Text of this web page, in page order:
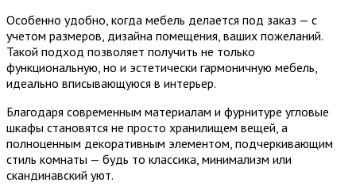
Особенно удобно, когда мебель делается под заказ — с
учетом размеров, дизайна помещения, ваших пожеланий.
Такой подход позволяет получить не только
функциональную, но и эстетически гармоничную мебель,
идеально вписывающуюся в интерьер.
Благодаря современным материалам и фурнитуре угловые
шкафы становятся не просто хранилищем вещей, а
полноценным декоративным элементом, подчеркивающим
стиль комнаты — будь то классика, минимализм или
скандинавский уют.